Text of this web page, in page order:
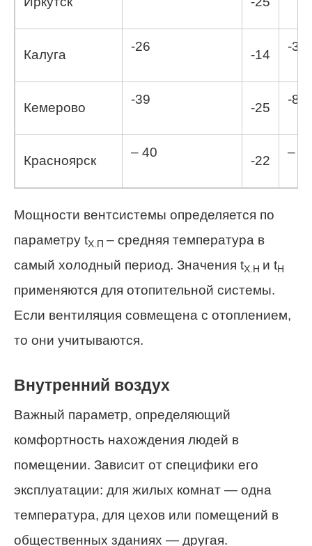
Калуга
-26
-14
-3,5
Кемерово
-39
-25
-8,8
Красноярск
– 40
-22
–
Мощности вентсистемы определяется по
параметру tХ.П – средняя температура в
самый холодный период. Значения tХ.Н и tН
применяются для отопительной системы.
Если вентиляция совмещена с отоплением,
то они учитываются.
Внутренний воздух
Важный параметр, определяющий
комфортность нахождения людей в
помещении. Зависит от специфики его
эксплуатации: для жилых комнат — одна
температура, для цехов или помещений в
общественных зданиях — другая.